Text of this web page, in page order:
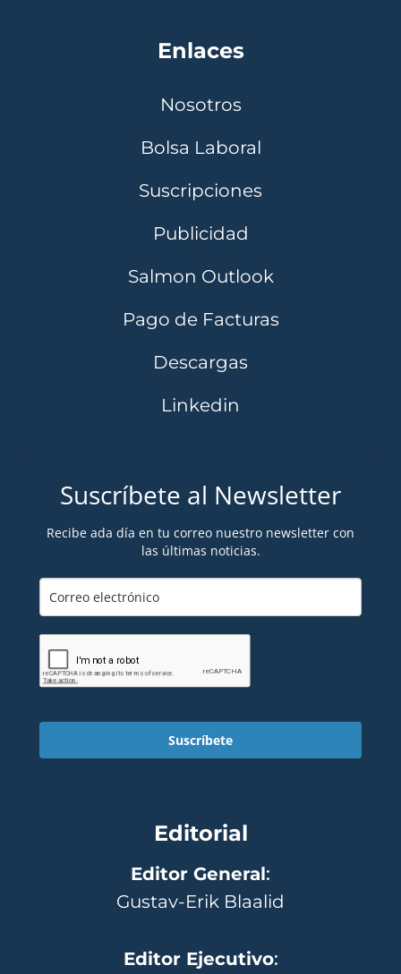
Enlaces
Nosotros
Bolsa Laboral
Suscripciones
Publicidad
Salmon Outlook
Pago de Facturas
Descargas
Linkedin
Suscríbete al Newsletter
Recibe ada día en tu correo nuestro newsletter con
las últimas noticias.
Suscríbete
Editorial
Editor General:
Gustav-Erik Blaalid
Editor Ejecutivo: